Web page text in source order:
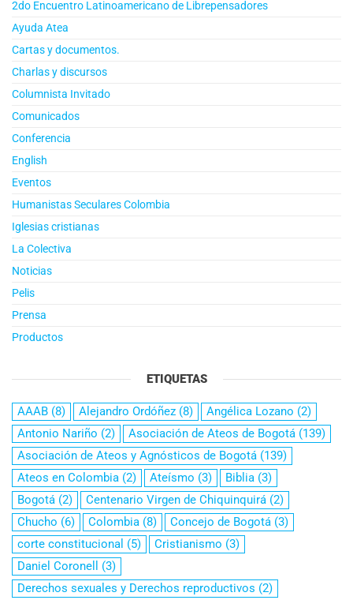
2do Encuentro Latinoamericano de Librepensadores
Ayuda Atea
Cartas y documentos.
Charlas y discursos
Columnista Invitado
Comunicados
Conferencia
English
Eventos
Humanistas Seculares Colombia
Iglesias cristianas
La Colectiva
Noticias
Pelis
Prensa
Productos
ETIQUETAS
AAAB (8) Alejandro Ordóñez (8) Angélica Lozano (2)
Antonio Nariño (2) Asociación de Ateos de Bogotá (139)
Asociación de Ateos y Agnósticos de Bogotá (139)
Ateos en Colombia (2) Ateísmo (3) Biblia (3)
Bogotá (2) Centenario Virgen de Chiquinquirá (2)
Chucho (6) Colombia (8) Concejo de Bogotá (3)
corte constitucional (5) Cristianismo (3)
Daniel Coronell
(3)
Derechos sexuales y Derechos reproductivos (2)